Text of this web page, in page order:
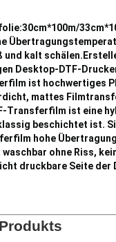
30cm*100m/
kalt
Desktop-DTF-
ist hochwertiges
mattes
Transferfilm ist eine
beschichtet ist.
hohe
waschbar ohne Riss,
druckbare Seite